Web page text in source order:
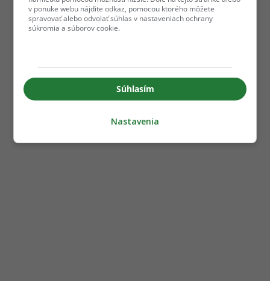
v ponuke webu nájdite odkaz, pomocou ktorého môžete
spravovať alebo odvolať súhlas v nastaveniach ochrany
súkromia a súborov cookie.
Súhlasím
Nastavenia